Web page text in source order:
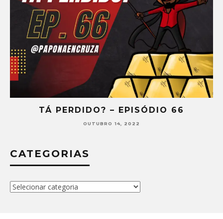
TÁ PERDIDO? – EPISÓDIO 66
OUTUBRO 14, 2022
CATEGORIAS
Categorias